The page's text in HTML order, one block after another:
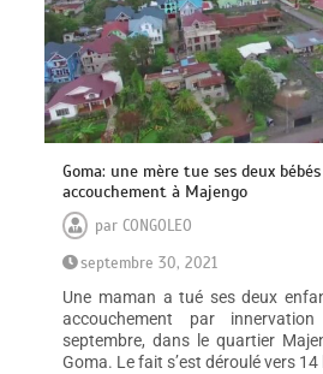
Goma: une mère tue ses deux
accouchement à Majengo
parCONGOLEO
septembre 30, 2021
Une maman a tué ses deux
accouchement par
septembre, dans le quartier
Goma. Le fait s’est déroulé vers